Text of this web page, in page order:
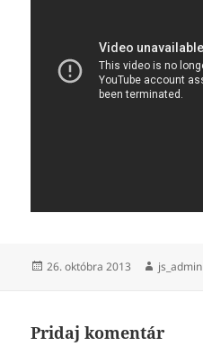
Publikované
26. októbra 2013 Autor
js_admin
Pridaj komentár